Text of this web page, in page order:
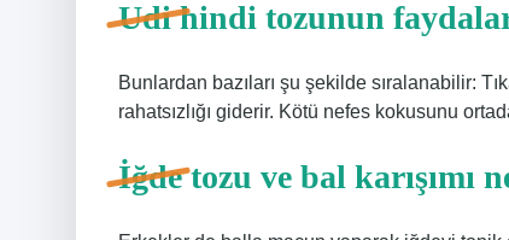
Udi hindi tozunun
Bunlardan bazıları şu şekilde sıralanabilir:
rahatsızlığı giderir. Kötü nefes kokusunu
İğde tozu ve bal karışımı